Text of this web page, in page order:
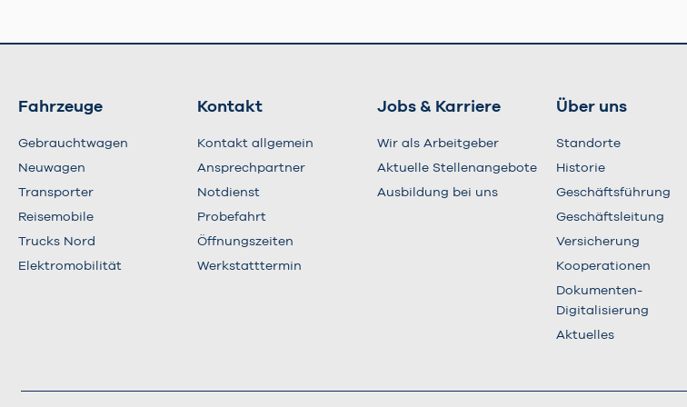
Fahrzeuge
Gebrauchtwagen
Neuwagen
Transporter
Reisemobile
Trucks Nord
Elektromobilität
Kontakt
Kontakt allgemein
Ansprechpartner
Notdienst
Probefahrt
Öffnungszeiten
Werkstatttermin
Jobs & Karriere
Wir als Arbeitgeber
Aktuelle Stellenangebote
Ausbildung bei uns
Über uns
Standorte
Historie
Geschäftsführung
Geschäftsleitung
Versicherung
Kooperationen
Dokumenten-
Digitalisierung
Aktuelles